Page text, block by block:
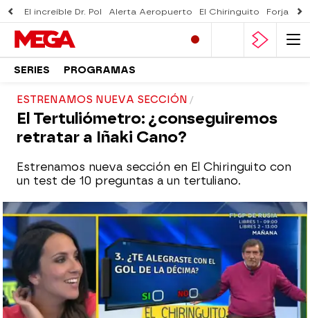
El increíble Dr. Pol Alerta Aeropuerto El Chiringuito Forjado
SERIES PROGRAMAS
ESTRENAMOS NUEVA SECCIÓN
El Tertuliómetro: ¿conseguiremos
retratar a Iñaki Cano?
Estrenamos nueva sección en El Chiringuito con
un test de 10 preguntas a un tertuliano.
mega